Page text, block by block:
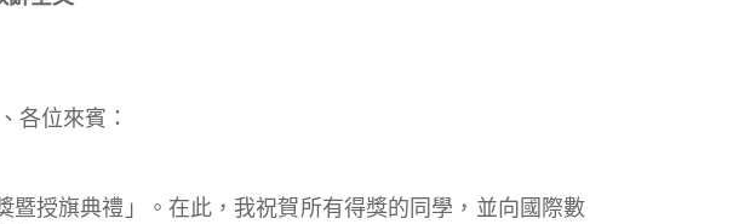
各位來賓：
授旗典禮」。在此，我祝賀所有得獎的同學，並向國際數